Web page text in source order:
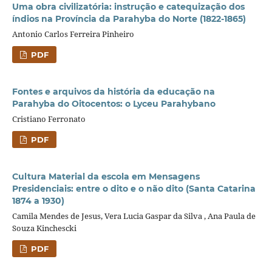
Uma obra civilizatória: instrução e catequização dos
índios na Província da Parahyba do Norte (1822-1865)
Antonio Carlos Ferreira Pinheiro
PDF
Fontes e arquivos da história da educação na
Parahyba do Oitocentos: o Lyceu Parahybano
Cristiano Ferronato
PDF
Cultura Material da escola em Mensagens
Presidenciais: entre o dito e o não dito (Santa Catarina
1874 a 1930)
Camila Mendes de Jesus, Vera Lucia Gaspar da Silva , Ana Paula de
Souza Kinchescki
PDF